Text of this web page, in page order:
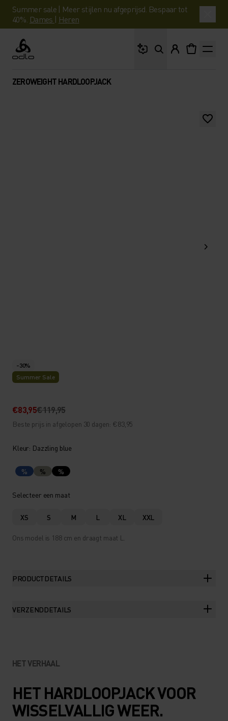
Summer sale | Meer stijlen nu afgeprijsd. Bespaar tot
40%. Dames | Heren
Odlo
ZEROWEIGHT HARDLOOPJACK
-30%
Summer Sale
€83,95€119,95
Beste prijs in afgelopen 30 dagen: €83,95
Kleur: Dazzling blue
% % %
Selecteer een maat
XS S M L XL XXL
Ons model is 188 cm en draagt maat L.
PRODUCTDETAILS
VERZENDDETAILS
HET VERHAAL
HET HARDLOOPJACK VOOR
WISSELVALLIG WEER.